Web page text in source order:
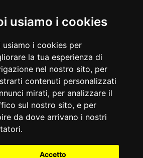
usiamo i cookies
usiamo i cookies per
la tua esperienza di
nel nostro sito, per
contenuti personalizzati
mirati, per analizzare il
sul nostro sito, e per
da dove arrivano i nostri
Accetto